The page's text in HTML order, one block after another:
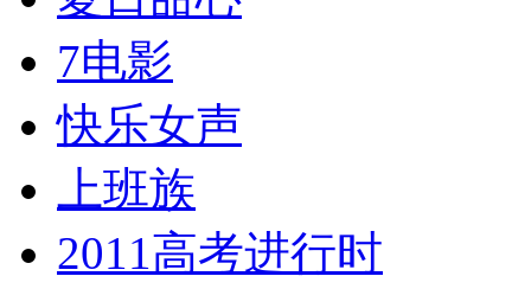
7电影
快乐女声
上班族
2011高考进行时